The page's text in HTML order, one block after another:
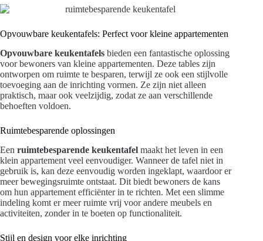
Opvouwbare keukentafels: Perfect voor kleine appartementen
Opvouwbare keukentafels bieden een fantastische oplossing
voor bewoners van kleine appartementen. Deze tables zijn
ontworpen om ruimte te besparen, terwijl ze ook een stijlvolle
toevoeging aan de inrichting vormen. Ze zijn niet alleen
praktisch, maar ook veelzijdig, zodat ze aan verschillende
behoeften voldoen.
Ruimtebesparende oplossingen
Een ruimtebesparende keukentafel maakt het leven in een
klein appartement veel eenvoudiger. Wanneer de tafel niet in
gebruik is, kan deze eenvoudig worden ingeklapt, waardoor er
meer bewegingsruimte ontstaat. Dit biedt bewoners de kans
om hun appartement efficiënter in te richten. Met een slimme
indeling komt er meer ruimte vrij voor andere meubels en
activiteiten, zonder in te boeten op functionaliteit.
Stijl en design voor elke inrichting